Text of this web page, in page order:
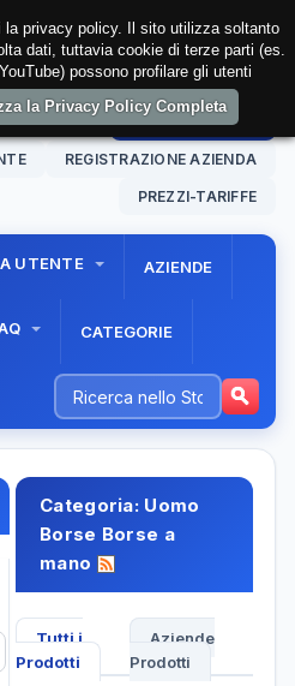
AREA RISERVATA
REGISTRAZIONE AZIENDA
PREZZI-TARIFFE
UTENTE AZIENDE
CATEGORIE
Categoria: Uomo
Borse Borse a
mano
Tutti i
Prodotti
Aziende
Prodotti
la privacy policy. Il sito utilizza soltanto
dati, tuttavia cookie di terze parti (es.
possono profilare gli utenti
la Privacy Policy Completa